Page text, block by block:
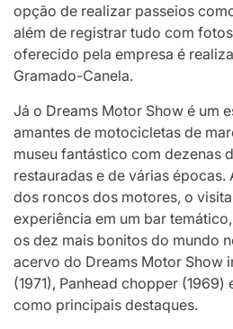
opção de realizar passeios
além de registrar tudo com
oferecido pela empresa é
Gramado-Canela.
Já o Dreams Motor Show é um
amantes de motocicletas de
museu fantástico com dezenas
restauradas e de várias épocas.
dos roncos dos motores, o
experiência em um bar
os dez mais bonitos do mundo
acervo do Dreams Motor Show
(1971), Panhead chopper (1969)
como principais destaques.